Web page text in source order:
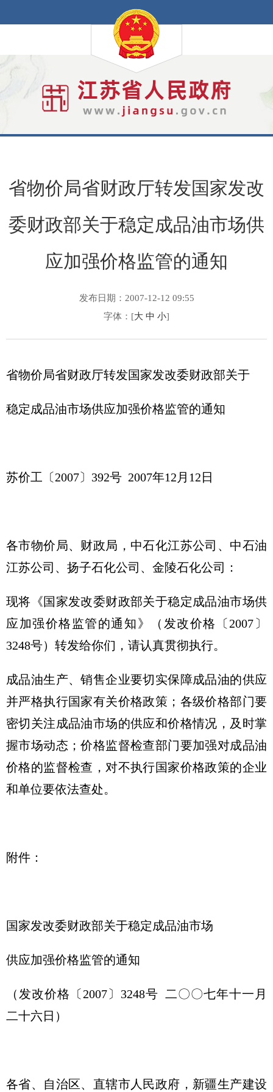
省物价局省财政厅转发国家发改
委财政部关于稳定成品油市场供
应加强价格监管的通知
发布日期：2007-12-12 09:55
字体：[大 中 小]
省物价局省财政厅转发国家发改委财政部关于
稳定成品油市场供应加强价格监管的通知
苏价工〔2007〕392号 2007年12月12日
各市物价局、财政局，中石化江苏公司、中石油
江苏公司、扬子石化公司、金陵石化公司：
现将《国家发改委财政部关于稳定成品油市场供
应加强价格监管的通知》（发改价格〔2007〕
3248号）转发给你们，请认真贯彻执行。
成品油生产、销售企业要切实保障成品油的供应
并严格执行国家有关价格政策；各级价格部门要
密切关注成品油市场的供应和价格情况，及时掌
握市场动态；价格监督检查部门要加强对成品油
价格的监督检查，对不执行国家价格政策的企业
和单位要依法查处。
附件：
国家发改委财政部关于稳定成品油市场
供应加强价格监管的通知
（发改价格〔2007〕3248号 二〇〇七年十一月
二十六日）
各省、自治区、直辖市人民政府，新疆生产建设